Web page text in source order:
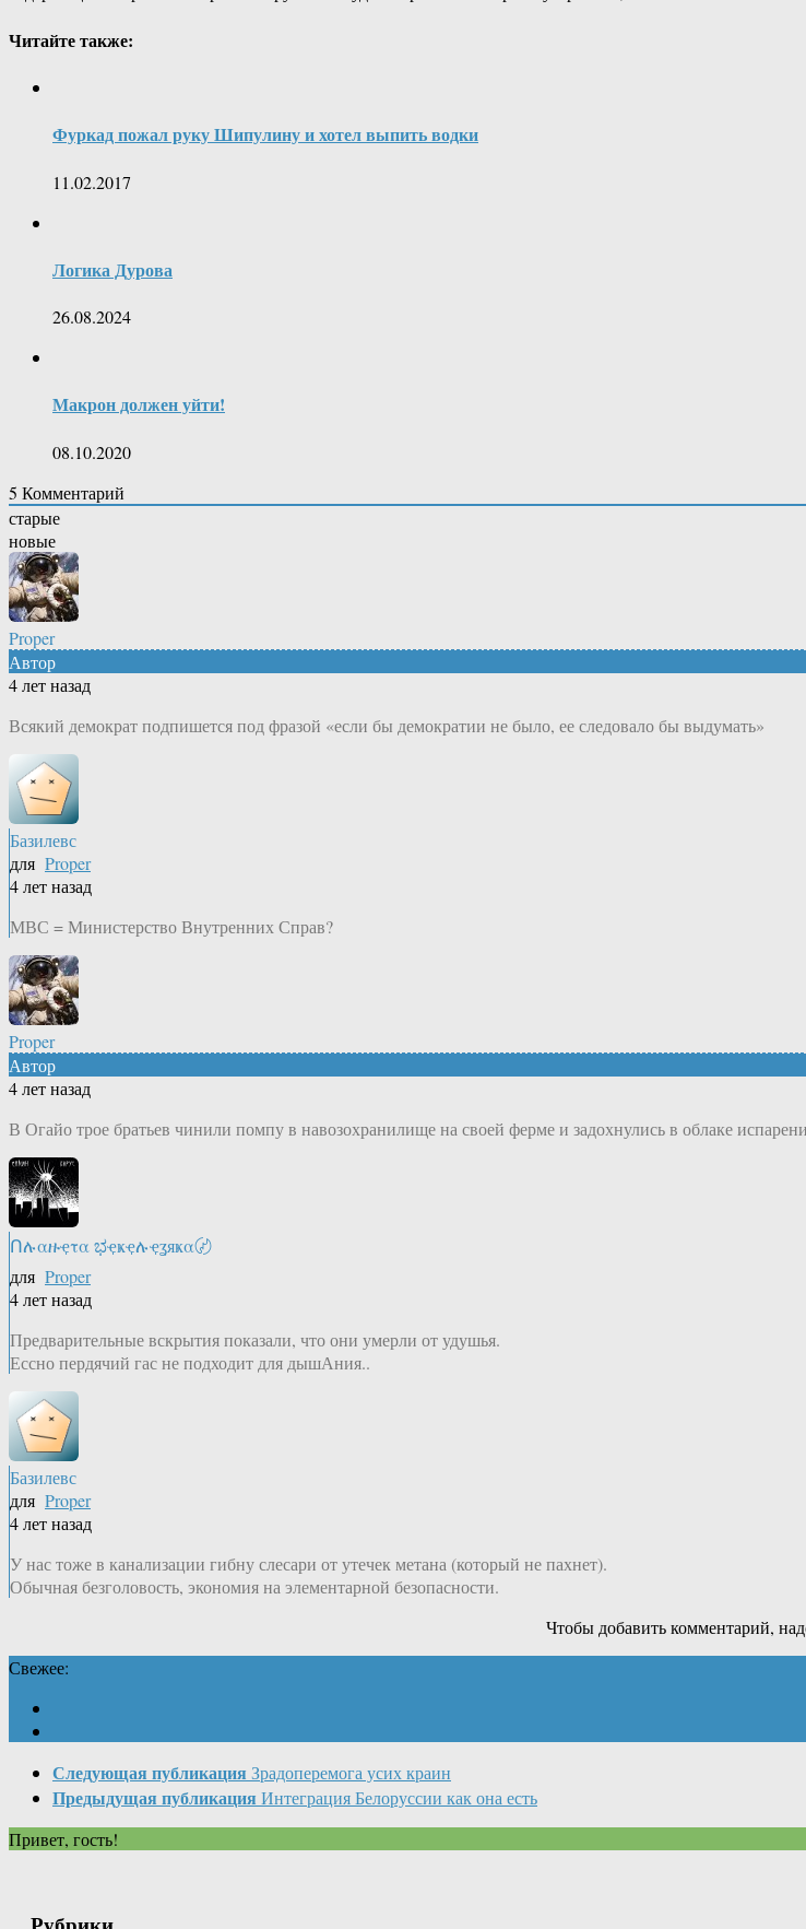
Читайте также:
Фуркад пожал руку Шипулину и хотел выпить водки
11.02.2017
Логика Дурова
26.08.2024
Макрон должен уйти!
08.10.2020
5 Комментарий
старые
новые
Proper
Автор
4 лет назад
Всякий демократ подпишется под фразой «если бы демократии не было, ее следовало бы выдумать»
Базилевс
для Proper
4 лет назад
МВС = Министерство Внутренних Справ?
Proper
Автор
4 лет назад
В Огайо трое братьев чинили помпу в навозохранилище на своей ферме и задохнулись в облаке
Ոሉαዙҿτα ಭҿҝҿሉҿʓяҝα〄
для Proper
4 лет назад
Предварительные вскрытия показали, что они умерли от удушья.
Ессно пердячий гас не подходит для дышАния..
Базилевс
для Proper
4 лет назад
У нас тоже в канализации гибну слесари от утечек метана (который не пахнет).
Обычная безголовость, экономия на элементарной безопасности.
Чтобы добавить комментарий,
Свежее:
Следующая публикация Зрадоперемога усих краин
Предыдущая публикация Интеграция Белоруссии как она есть
Привет, гость!